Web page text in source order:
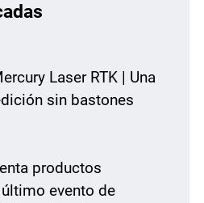
Laser RTK | Una
sin bastones
productos
evento de